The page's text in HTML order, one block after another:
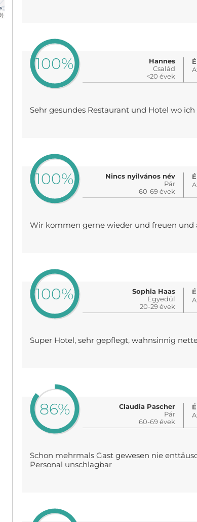
100%
Hannes
Család
<20 évek
Sehr gesundes Restaurant und Hotel wo
100%
Nincs nyilvános név
Pár
60-69 évek
Wir kommen gerne wieder und freuen und
100%
Sophia Haas
Egyedül
20-29 évek
Super Hotel, sehr gepflegt, wahnsinnig
86%
Claudia Pascher
Pár
60-69 évek
Schon mehrmals Gast gewesen nie
Personal unschlagbar